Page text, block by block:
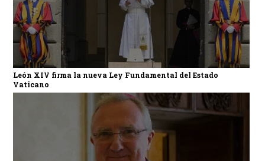
León XIV firma la nueva Ley Fundamental del Estado
Vaticano